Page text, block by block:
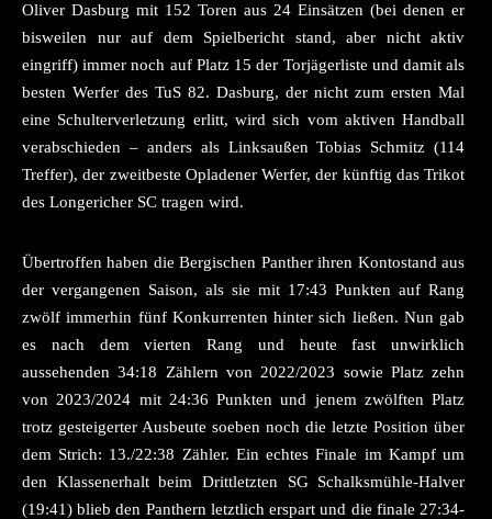
Oliver Dasburg mit 152 Toren aus 24 Einsätzen (bei denen er
bisweilen nur auf dem Spielbericht stand, aber nicht aktiv
eingriff) immer noch auf Platz 15 der Torjägerliste und damit als
besten Werfer des TuS 82. Dasburg, der nicht zum ersten Mal
eine Schulterverletzung erlitt, wird sich vom aktiven Handball
verabschieden – anders als Linksaußen Tobias Schmitz (114
Treffer), der zweitbeste Opladener Werfer, der künftig das Trikot
des Longericher SC tragen wird.
Übertroffen haben die Bergischen Panther ihren Kontostand aus
der vergangenen Saison, als sie mit 17:43 Punkten auf Rang
zwölf immerhin fünf Konkurrenten hinter sich ließen. Nun gab
es nach dem vierten Rang und heute fast unwirklich
aussehenden 34:18 Zählern von 2022/2023 sowie Platz zehn
von 2023/2024 mit 24:36 Punkten und jenem zwölften Platz
trotz gesteigerter Ausbeute soeben noch die letzte Position über
dem Strich: 13./22:38 Zähler. Ein echtes Finale im Kampf um
den Klassenerhalt beim Drittletzten SG Schalksmühle-Halver
(19:41) blieb den Panthern letztlich erspart und die finale 27:34-